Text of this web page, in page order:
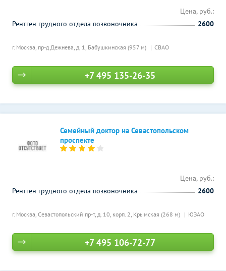
г. Москва, пр-д Дежнева, д. 1, Бабушкинская (957 м) СВАО
Цена, руб.:
Рентген грудного отдела позвоночника
2600
+7 495 135-26-35
Семейный доктор на Севастопольском
проспекте
г. Москва, Севастопольский пр-т, д. 10, корп. 2, Крымская (268 м) ЮЗАО
Цена, руб.:
Рентген грудного отдела позвоночника
2600
+7 495 106-72-77